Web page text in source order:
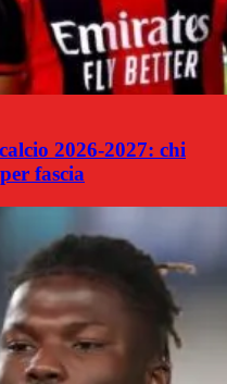
2026-2027: chi
fascia